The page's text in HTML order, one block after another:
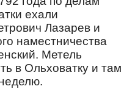
ехали
Лазарев и
наместничества
Метель
в Ольховатку и там